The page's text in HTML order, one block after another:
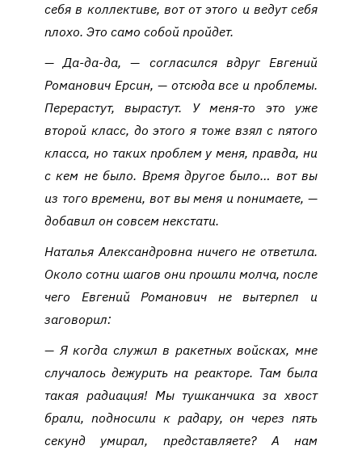
себя в коллективе, вот от этого и ведут себя
плохо. Это само собой пройдет.
— Да-да-да, — согласился вдруг Евгений
Романович Ерсин, — отсюда все и проблемы.
Перерастут, вырастут. У меня-то это уже
второй класс, до этого я тоже взял с пятого
класса, но таких проблем у меня, правда, ни
с кем не было. Время другое было… вот вы
из того времени, вот вы меня и понимаете, —
добавил он совсем некстати.
Наталья Александровна ничего не ответила.
Около сотни шагов они прошли молча, после
чего Евгений Романович не вытерпел и
заговорил:
— Я когда служил в ракетных войсках, мне
случалось дежурить на реакторе. Там была
такая радиация! Мы тушканчика за хвост
брали, подносили к радару, он через пять
секунд умирал, представляете? А нам